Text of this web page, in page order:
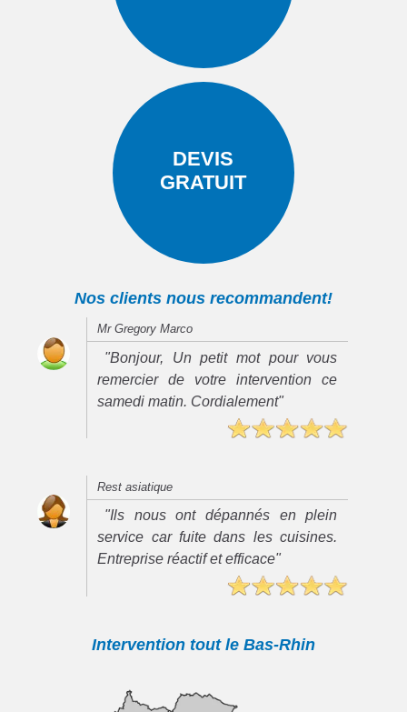
DEVIS
GRATUIT
Nos clients nous recommandent!
Mr Gregory Marco
"Bonjour, Un petit mot pour vous
remercier de votre intervention ce
samedi matin. Cordialement"
Rest asiatique
"Ils nous ont dépannés en plein
service car fuite dans les cuisines.
Entreprise réactif et efficace"
Intervention tout le Bas-Rhin